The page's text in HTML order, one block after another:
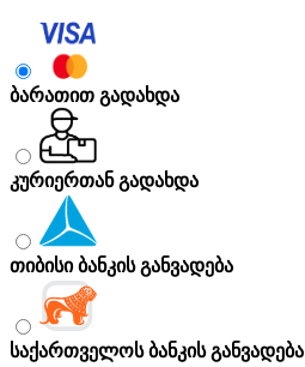
ბარათით გადახდა
კურიერთან გადახდა
თიბისი ბანკის განვადება
საქართველოს ბანკის განვადება